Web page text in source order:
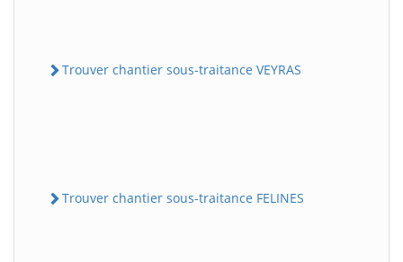
Trouver chantier sous-traitance VEYRAS
Trouver chantier sous-traitance FELINES